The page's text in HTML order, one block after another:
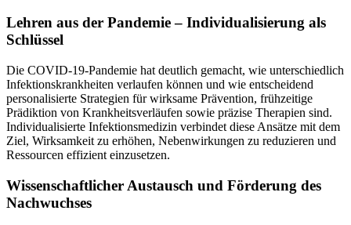
Lehren aus der Pandemie – Individualisierung als
Schlüssel
Die COVID-19-Pandemie hat deutlich gemacht, wie unterschiedlich
Infektionskrankheiten verlaufen können und wie entscheidend
personalisierte Strategien für wirksame Prävention, frühzeitige
Prädiktion von Krankheitsverläufen sowie präzise Therapien sind.
Individualisierte Infektionsmedizin verbindet diese Ansätze mit dem
Ziel, Wirksamkeit zu erhöhen, Nebenwirkungen zu reduzieren und
Ressourcen effizient einzusetzen.
Wissenschaftlicher Austausch und Förderung des
Nachwuchses